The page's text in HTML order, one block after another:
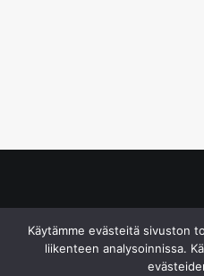
Käytämme evästeitä sivuston
liikenteen analysoinnissa.